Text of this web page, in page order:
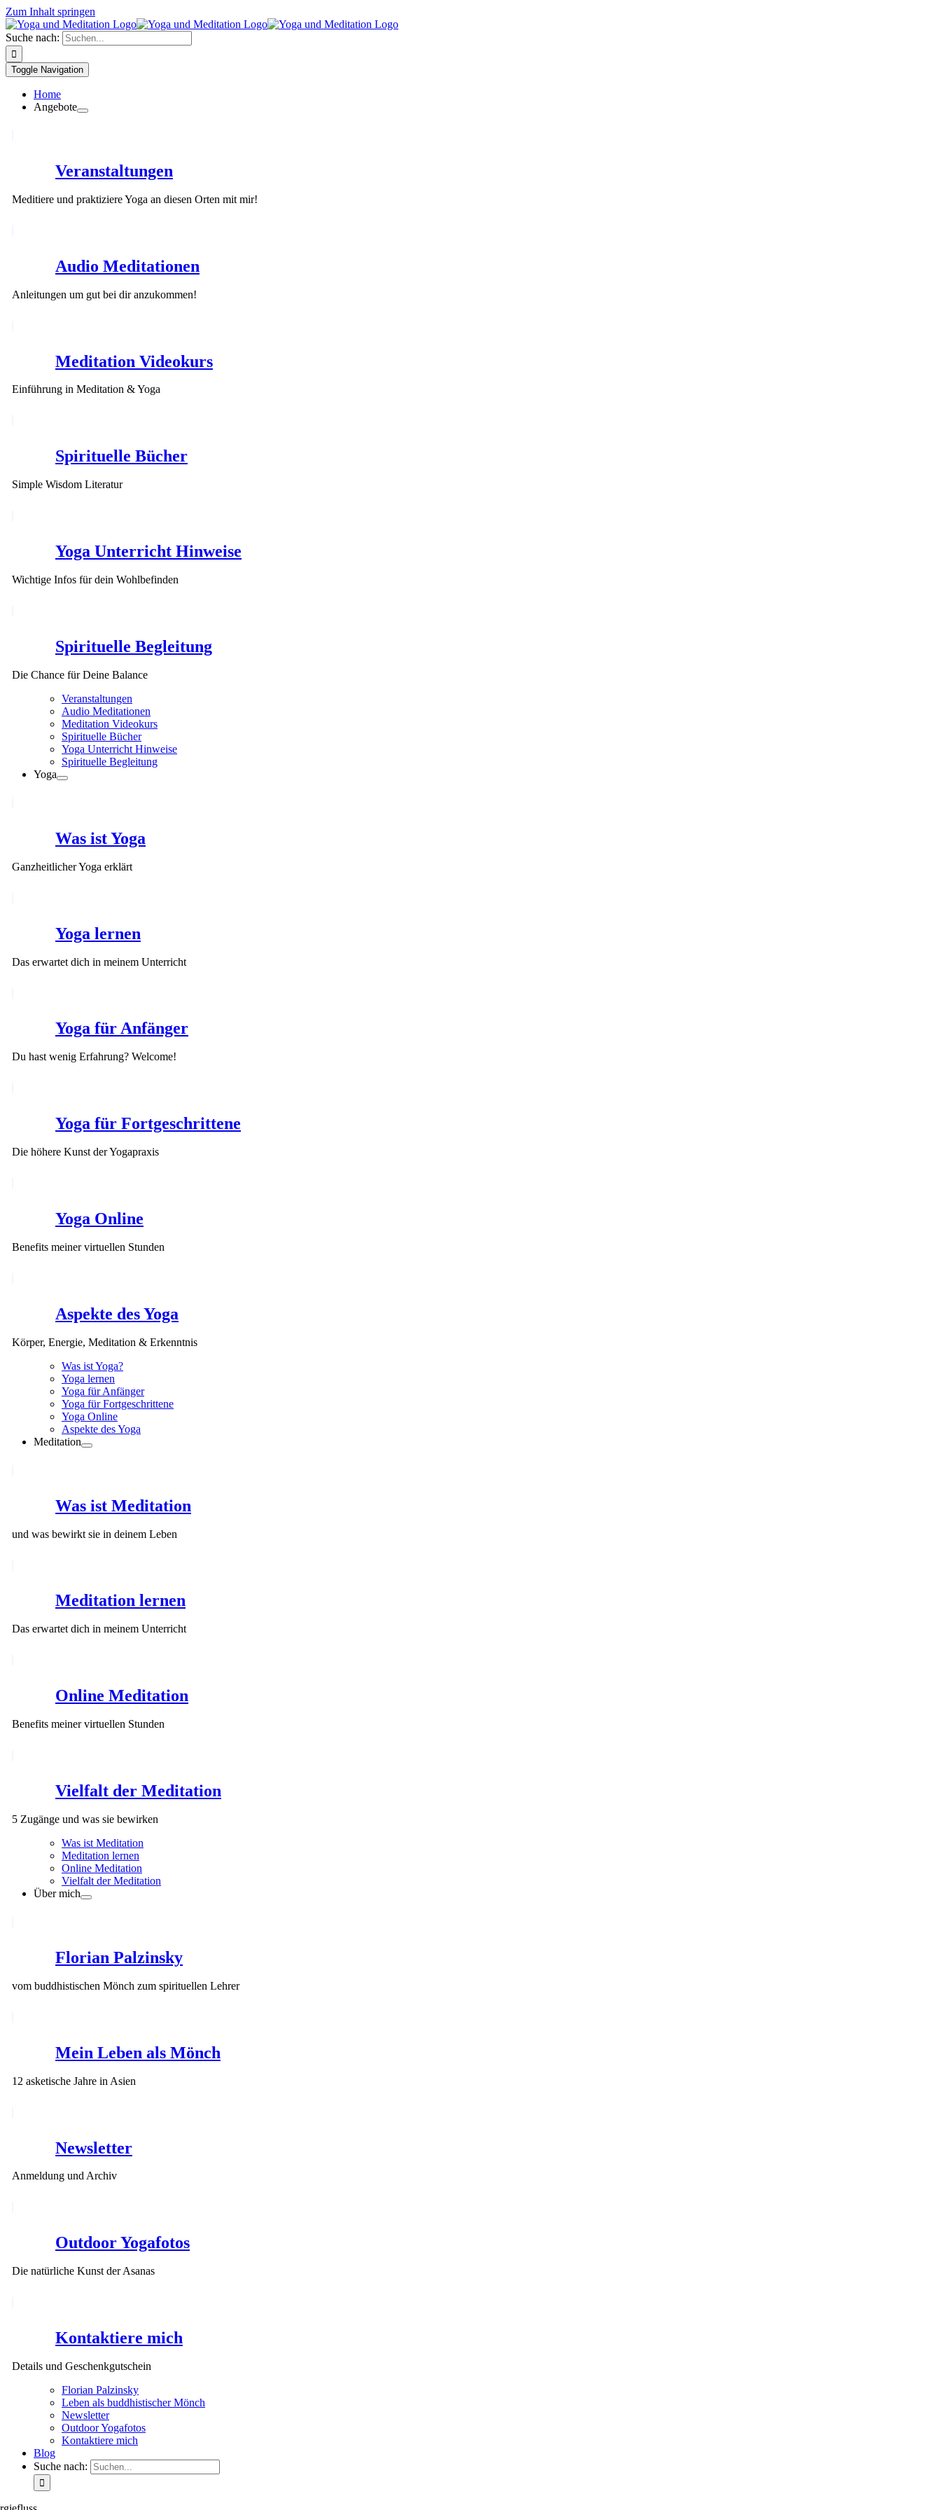
Zum Inhalt springen
Suche nach:
Toggle Navigation
Home
Angebote
Veranstaltungen
Meditiere und praktiziere Yoga an diesen Orten mit mir!
Audio Meditationen
Anleitungen um gut bei dir anzukommen!
Meditation Videokurs
Einführung in Meditation & Yoga
Spirituelle Bücher
Simple Wisdom Literatur
Yoga Unterricht Hinweise
Wichtige Infos für dein Wohlbefinden
Spirituelle Begleitung
Die Chance für Deine Balance
Veranstaltungen
Audio Meditationen
Meditation Videokurs
Spirituelle Bücher
Yoga Unterricht Hinweise
Spirituelle Begleitung
Yoga
Was ist Yoga
Ganzheitlicher Yoga erklärt
Yoga lernen
Das erwartet dich in meinem Unterricht
Yoga für Anfänger
Du hast wenig Erfahrung? Welcome!
Yoga für Fortgeschrittene
Die höhere Kunst der Yogapraxis
Yoga Online
Benefits meiner virtuellen Stunden
Aspekte des Yoga
Körper, Energie, Meditation & Erkenntnis
Was ist Yoga?
Yoga lernen
Yoga für Anfänger
Yoga für Fortgeschrittene
Yoga Online
Aspekte des Yoga
Meditation
Was ist Meditation
und was bewirkt sie in deinem Leben
Meditation lernen
Das erwartet dich in meinem Unterricht
Online Meditation
Benefits meiner virtuellen Stunden
Vielfalt der Meditation
5 Zugänge und was sie bewirken
Was ist Meditation
Meditation lernen
Online Meditation
Vielfalt der Meditation
Über mich
Florian Palzinsky
vom buddhistischen Mönch zum spirituellen Lehrer
Mein Leben als Mönch
12 asketische Jahre in Asien
Newsletter
Anmeldung und Archiv
Outdoor Yogafotos
Die natürliche Kunst der Asanas
Kontaktiere mich
Details und Geschenkgutschein
Florian Palzinsky
Leben als buddhistischer Mönch
Newsletter
Outdoor Yogafotos
Kontaktiere mich
Blog
Suche nach: